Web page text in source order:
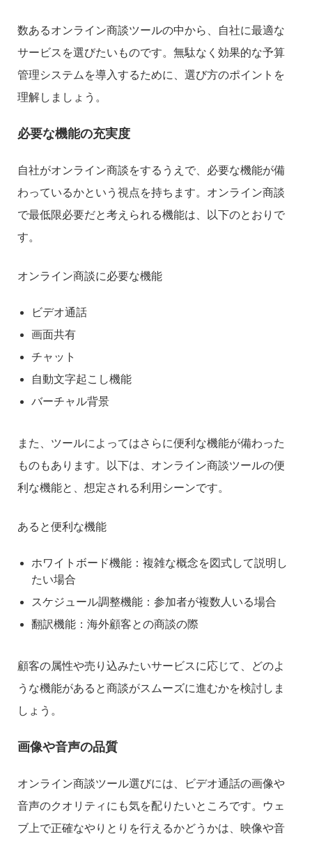
数あるオンライン商談ツールの中から、自社に最適な
サービスを選びたいものです。無駄なく効果的な予算
管理システムを導入するために、選び方のポイントを
理解しましょう。
必要な機能の充実度
自社がオンライン商談をするうえで、必要な機能が備
わっているかという視点を持ちます。オンライン商談
で最低限必要だと考えられる機能は、以下のとおりで
す。
オンライン商談に必要な機能
ビデオ通話
画面共有
チャット
自動文字起こし機能
バーチャル背景
また、ツールによってはさらに便利な機能が備わった
ものもあります。以下は、オンライン商談ツールの便
利な機能と、想定される利用シーンです。
あると便利な機能
ホワイトボード機能：複雑な概念を図式して説明し
たい場合
スケジュール調整機能：参加者が複数人いる場合
翻訳機能：海外顧客との商談の際
顧客の属性や売り込みたいサービスに応じて、どのよ
うな機能があると商談がスムーズに進むかを検討しま
しょう。
画像や音声の品質
オンライン商談ツール選びには、ビデオ通話の画像や
音声のクオリティにも気を配りたいところです。ウェ
ブ上で正確なやりとりを行えるかどうかは、映像や音